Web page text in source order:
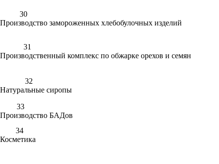
30
Производство замороженных хлебобулочных изделий
31
Производственный комплекс по обжарке орехов и семян
32
Натуральные сиропы
33
Производство БАДов
34
Косметика